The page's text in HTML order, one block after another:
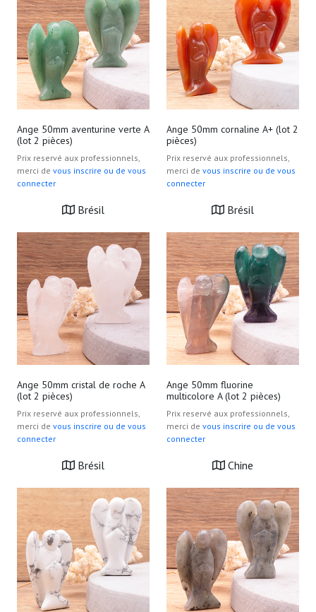
Ange 50mm aventurine verte A
(lot 2 pièces)
Prix reservé aux professionnels,
merci de vous inscrire ou de vous
connecter
Brésil
Ange 50mm cornaline A+ (lot 2
pièces)
Prix reservé aux professionnels,
merci de vous inscrire ou de vous
connecter
Brésil
Ange 50mm cristal de roche A
(lot 2 pièces)
Prix reservé aux professionnels,
merci de vous inscrire ou de vous
connecter
Brésil
Ange 50mm fluorine
multicolore A (lot 2 pièces)
Prix reservé aux professionnels,
merci de vous inscrire ou de vous
connecter
Chine